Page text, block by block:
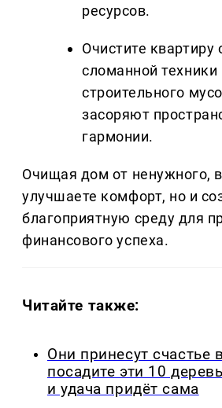
ресурсов.
Очистите квартиру
сломанной техники
строительного
засоряют
гармонии.
Очищая дом от ненужного,
улучшаете комфорт, но и
благоприятную среду для
финансового успеха.
Читайте также:
Они принесут счастье
посадите эти 10
и удача придёт сама